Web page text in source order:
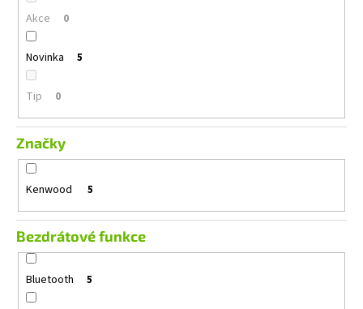
Akce 0
Novinka 5
Tip 0
Značky
Kenwood 5
Bezdrátové funkce
Bluetooth 5
m
GROUND
ZERO
GZIF
5.2
1
499
Původně:
1
690
Kč